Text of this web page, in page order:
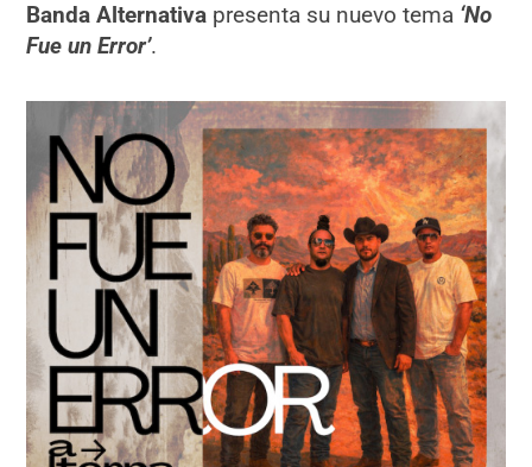
Banda Alternativa presenta su nuevo tema ‘No
Fue un Error’.